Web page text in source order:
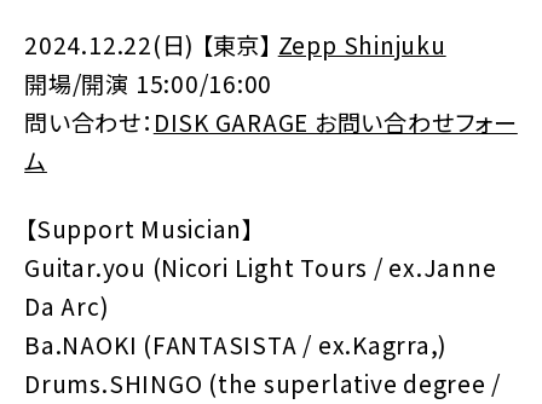
2024.12.22(日) 【東京】 Zepp Shinjuku
開場/開演 15:00/16:00
問い合わせ： DISK GARAGE お問い合わせフォー
ム
【Support Musician】
Guitar.you (Nicori Light Tours / ex.Janne
Da Arc)
Ba.NAOKI (FANTASISTA / ex.Kagrra,)
Drums.SHINGO (the superlative degree /